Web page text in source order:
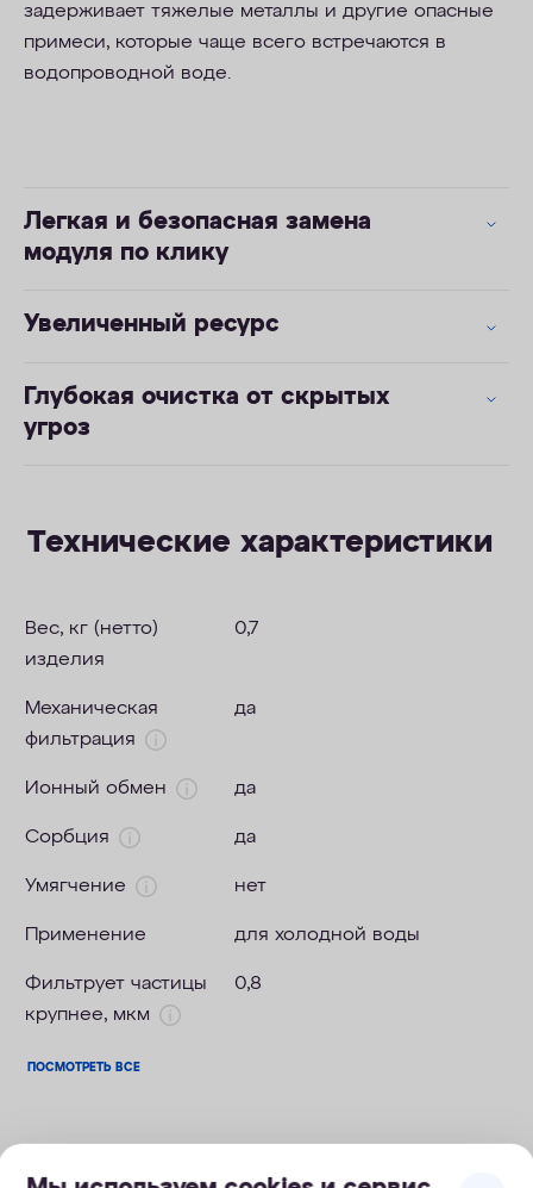
задерживает тяжелые металлы и другие опасные
примеси, которые чаще всего встречаются в
водопроводной воде.
Легкая и безопасная замена
модуля по клику
Увеличенный ресурс
Глубокая очистка от скрытых
угроз
Технические характеристики
Вес, кг (нетто)
изделия
0,7
Механическая
фильтрация
да
Ионный обмен да
Сорбция да
Умягчение нет
Применение для холодной воды
Фильтрует частицы
крупнее, мкм
0,8
ПОСМОТРЕТЬ ВСЕ